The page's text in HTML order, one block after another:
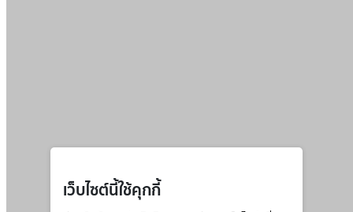
เว็บไซต์นี้ใช้คุกกี้